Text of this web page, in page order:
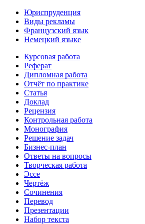
Юриспруденция
Виды рекламы
Французский язык
Немецкий языке
Курсовая работа
Реферат
Дипломная работа
Отчёт по практике
Статья
Доклад
Рецензия
Контрольная работа
Монография
Решение задач
Бизнес-план
Ответы на вопросы
Творческая работа
Эссе
Чертёж
Сочинения
Перевод
Презентации
Набор текста